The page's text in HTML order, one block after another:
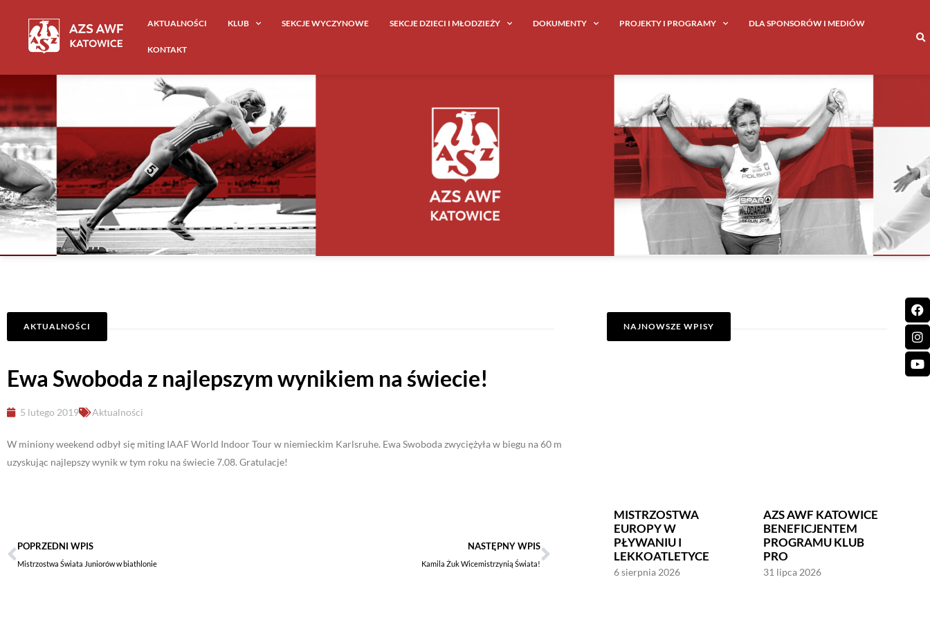
AKTUALNOŚCI KLUB SEKCJE WYCZYNOWE SEKCJE DZIECI I MŁODZIEŻY DOKUMENTY PROJEKTY I PROGRAMY DLA SPONSORÓW I MEDIÓW
KONTAKT
AKTUALNOŚCI
Ewa Swoboda z najlepszym wynikiem na świecie!
5 lutego 2019 Aktualności
W miniony weekend odbył się miting IAAF World Indoor Tour w niemieckim Karlsruhe. Ewa Swoboda zwyciężyła w biegu na 60 m
uzyskując najlepszy wynik w tym roku na świecie 7.08. Gratulacje!
POPRZEDNI WPIS
Mistrzostwa Świata Juniorów w biathlonie
NASTĘPNY WPIS
Kamila Żuk Wicemistrzynią Świata!
NAJNOWSZE WPISY
MISTRZOSTWA
EUROPY W
PŁYWANIU I
LEKKOATLETYCE
6 sierpnia 2026
AZS AWF KATOWICE
BENEFICJENTEM
PROGRAMU KLUB
PRO
31 lipca 2026